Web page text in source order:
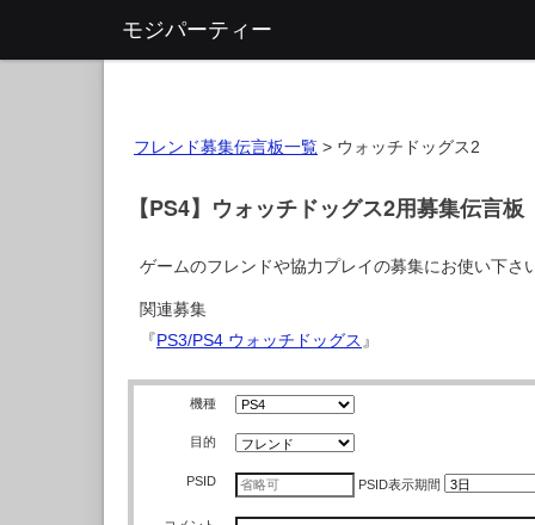
モジパーティー
フレンド募集伝言板一覧 > ウォッチドッグス2
【PS4】ウォッチドッグス2用募集伝言板
ゲームのフレンドや協力プレイの募集にお使い下さ
関連募集
『PS3/PS4 ウォッチドッグス 』
機種
目的
PSID PSID表示期間